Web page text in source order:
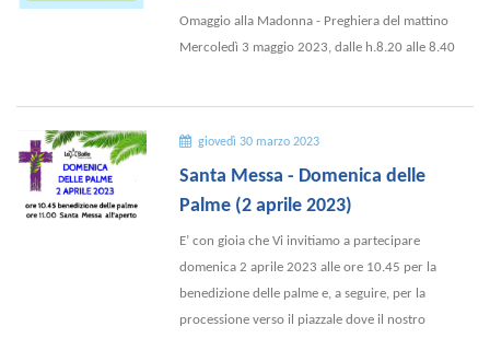
Omaggio alla Madonna - Preghiera del mattino
Mercoledì 3 maggio 2023, dalle h.8.20 alle 8.40
giovedì 30 marzo 2023
Santa Messa - Domenica delle
Palme (2 aprile 2023)
E’ con gioia che Vi invitiamo a partecipare
domenica 2 aprile 2023 alle ore 10.45 per la
benedizione delle palme e, a seguire, per la
processione verso il piazzale dove il nostro